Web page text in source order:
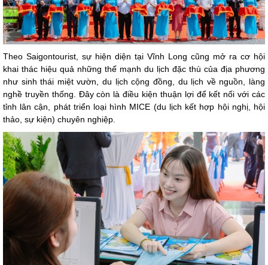
Theo Saigontourist, sự hiện diện tại Vĩnh Long cũng mở ra cơ hội
khai thác hiệu quả những thế mạnh du lịch đặc thù của địa phương
như sinh thái miệt vườn, du lịch cộng đồng, du lịch về nguồn, làng
nghề truyền thống. Đây còn là điều kiện thuận lợi để kết nối với các
tỉnh lân cận, phát triển loại hình MICE (du lịch kết hợp hội nghị, hội
thảo, sự kiện) chuyên nghiệp.